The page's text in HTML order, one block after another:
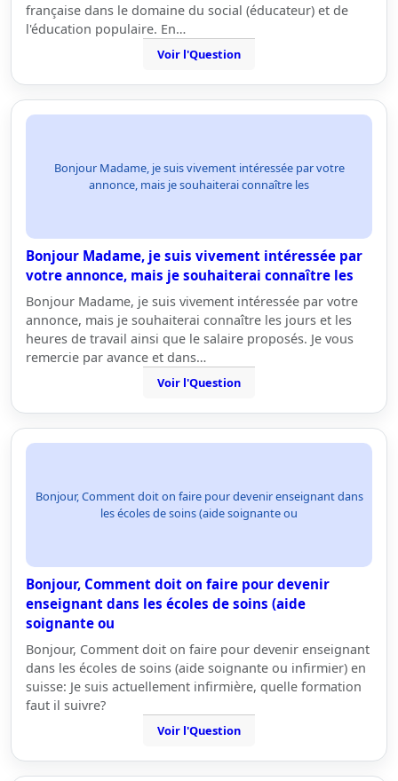
française dans le domaine du social (éducateur) et de
l'éducation populaire. En…
Voir l'Question
Bonjour Madame, je suis vivement intéressée par votre
annonce, mais je souhaiterai connaître les
Bonjour Madame, je suis vivement intéressée par
votre annonce, mais je souhaiterai connaître les
Bonjour Madame, je suis vivement intéressée par votre
annonce, mais je souhaiterai connaître les jours et les
heures de travail ainsi que le salaire proposés. Je vous
remercie par avance et dans…
Voir l'Question
Bonjour, Comment doit on faire pour devenir enseignant dans
les écoles de soins (aide soignante ou
Bonjour, Comment doit on faire pour devenir
enseignant dans les écoles de soins (aide
soignante ou
Bonjour, Comment doit on faire pour devenir enseignant
dans les écoles de soins (aide soignante ou infirmier) en
suisse: Je suis actuellement infirmière, quelle formation
faut il suivre?
Voir l'Question